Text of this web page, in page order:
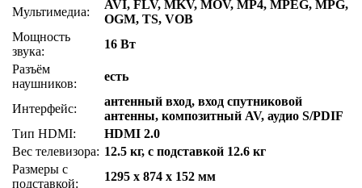
Мультимедиа:
AVI, FLV, MKV, MOV, MP4, MPEG, MPG,
OGM, TS, VOB
Мощность
звука:
16 Вт
Разъём
наушников:
есть
Интерфейс:
антенный вход, вход спутниковой
антенны, композитный AV, аудио S/PDIF
Тип HDMI:
HDMI 2.0
Вес телевизора: 12.5 кг, с подставкой 12.6 кг
Размеры с
подставкой:
1295 x 874 x 152 мм